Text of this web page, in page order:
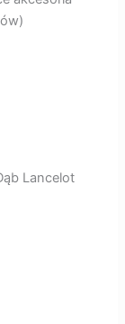
Lancelot